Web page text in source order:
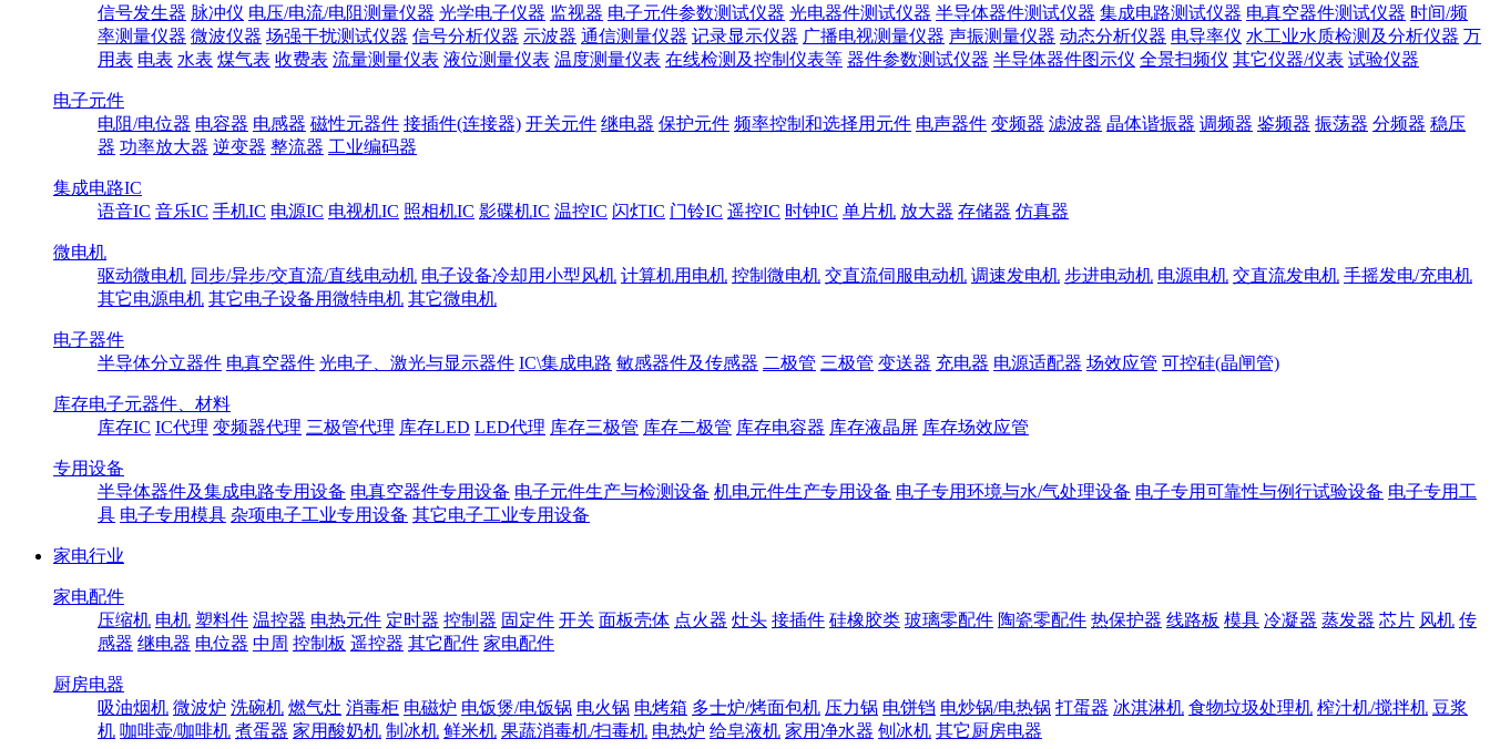
信号发生器 脉冲仪 电压/电流/电阻测量仪器 光学电子仪器 监视器 电子元件参数测试仪器 光电器件测试仪器 半导体器件测试仪器 集成电路测试仪器 电真空器件测试仪器 时间/频
率测量仪器 微波仪器 场强干扰测试仪器 信号分析仪器 示波器 通信测量仪器 记录显示仪器 广播电视测量仪器 声振测量仪器 动态分析仪器 电导率仪 水工业水质检测及分析仪器 万
用表 电表 水表 煤气表 收费表 流量测量仪表 液位测量仪表 温度测量仪表 在线检测及控制仪表等 器件参数测试仪器 半导体器件图示仪 全景扫频仪 其它仪器/仪表 试验仪器
电子元件
电阻/电位器 电容器 电感器 磁性元器件 接插件(连接器) 开关元件 继电器 保护元件 频率控制和选择用元件 电声器件 变频器 滤波器 晶体谐振器 调频器 鉴频器 振荡器 分频器 稳压
器 功率放大器 逆变器 整流器 工业编码器
集成电路IC
语音IC 音乐IC 手机IC 电源IC 电视机IC 照相机IC 影碟机IC 温控IC 闪灯IC 门铃IC 遥控IC 时钟IC 单片机 放大器 存储器 仿真器
微电机
驱动微电机 同步/异步/交直流/直线电动机 电子设备冷却用小型风机 计算机用电机 控制微电机 交直流伺服电动机 调速发电机 步进电动机 电源电机 交直流发电机 手摇发电/充电机
其它电源电机 其它电子设备用微特电机 其它微电机
电子器件
半导体分立器件 电真空器件 光电子、激光与显示器件 IC\集成电路 敏感器件及传感器 二极管 三极管 变送器 充电器 电源适配器 场效应管 可控硅(晶闸管)
库存电子元器件、材料
库存IC IC代理 变频器代理 三极管代理 库存LED LED代理 库存三极管 库存二极管 库存电容器 库存液晶屏 库存场效应管
专用设备
半导体器件及集成电路专用设备 电真空器件专用设备 电子元件生产与检测设备 机电元件生产专用设备 电子专用环境与水/气处理设备 电子专用可靠性与例行试验设备 电子专用工
具 电子专用模具 杂项电子工业专用设备 其它电子工业专用设备
家电行业
家电配件
压缩机 电机 塑料件 温控器 电热元件 定时器 控制器 固定件 开关 面板壳体 点火器 灶头 接插件 硅橡胶类 玻璃零配件 陶瓷零配件 热保护器 线路板 模具 冷凝器 蒸发器 芯片 风机 传
感器 继电器 电位器 中周 控制板 遥控器 其它配件 家电配件
厨房电器
吸油烟机 微波炉 洗碗机 燃气灶 消毒柜 电磁炉 电饭煲/电饭锅 电火锅 电烤箱 多士炉/烤面包机 压力锅 电饼铛 电炒锅/电热锅 打蛋器 冰淇淋机 食物垃圾处理机 榨汁机/搅拌机 豆浆
机 咖啡壶/咖啡机 煮蛋器 家用酸奶机 制冰机 鲜米机 果蔬消毒机/扫毒机 电热炉 给皂液机 家用净水器 刨冰机 其它厨房电器